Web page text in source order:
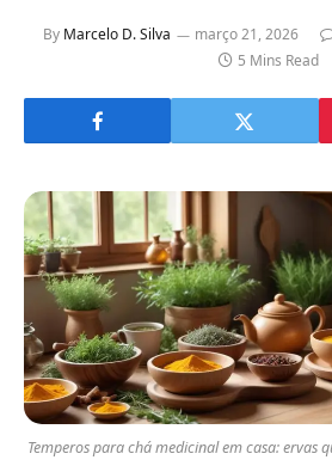
By Marcelo D. Silva março 21, 2026
5 Mins Read
Temperos para chá medicinal em casa: ervas